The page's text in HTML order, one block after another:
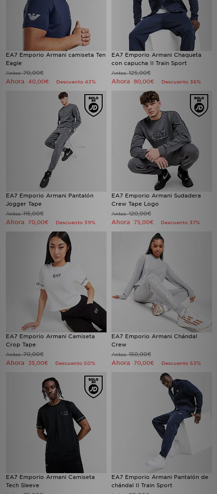
EA7 Emporio Armani camiseta Ten
Eagle
Antes70,00€
Ahora 40,00€ Descuento 43%
EA7 Emporio Armani Chaqueta
con capucha Il Train Sport
Antes125,00€
Ahora 80,00€ Descuento 36%
EA7 Emporio Armani Pantalón
Jogger Tape
Antes115,00€
Ahora 70,00€ Descuento 39%
EA7 Emporio Armani Sudadera
Crew Tape Logo
Antes120,00€
Ahora 75,00€ Descuento 37%
EA7 Emporio Armani Camiseta
Crop Tape
Antes70,00€
Ahora 35,00€ Descuento 50%
EA7 Emporio Armani Chándal
Crew
Antes150,00€
Ahora 70,00€ Descuento 53%
EA7 Emporio Armani Camiseta
Tech Sleeve
EA7 Emporio Armani Pantalón de
chándal Il Train Sport